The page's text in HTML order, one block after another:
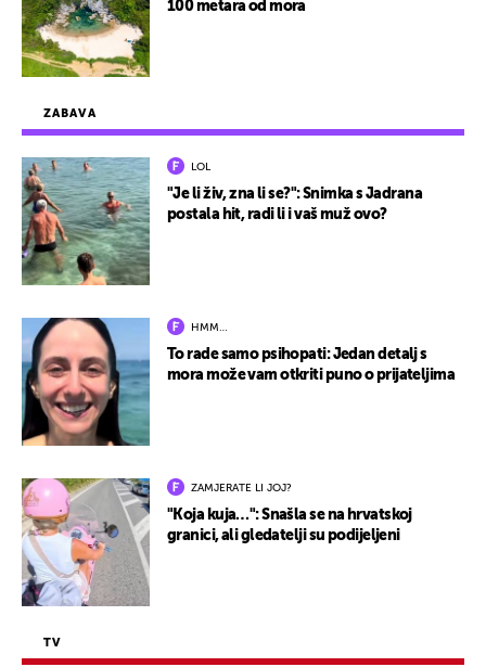
ZABAVA
LOL
"Je li živ, zna li se?": Snimka s Jadrana
postala hit, radi li i vaš muž ovo?
HMM…
To rade samo psihopati: Jedan detalj s
mora može vam otkriti puno o prijateljima
ZAMJERATE LI JOJ?
"Koja kuja…": Snašla se na hrvatskoj
granici, ali gledatelji su podijeljeni
TV
100 metara od mora